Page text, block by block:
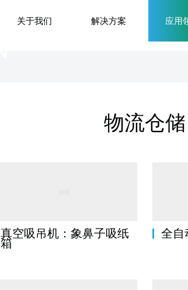
关于我们 解决方案 应用
物流仓储
真空吸吊机：象鼻子吸纸
箱
全自